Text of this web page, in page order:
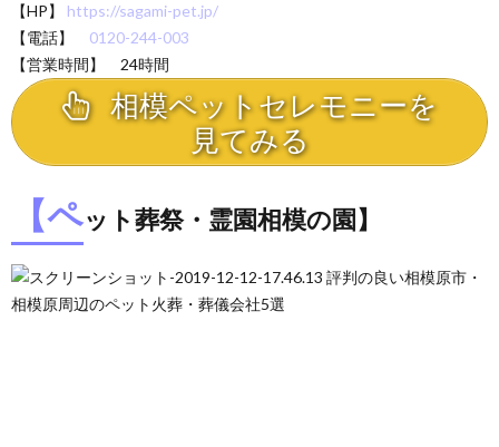
【HP】 https://sagami-pet.jp/
【電話】 0120-244-003
【営業時間】 24時間
相模ペットセレモニーを
見てみる
【ペット葬祭・霊園相模の園】